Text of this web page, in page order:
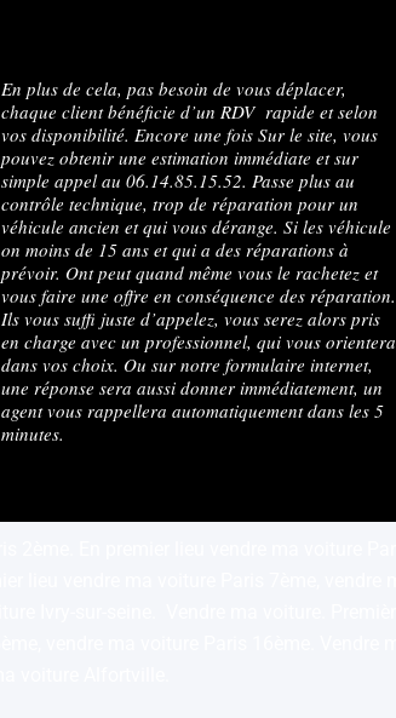
En plus de cela, pas besoin de vous déplacer,
chaque client bénéficie d’un RDV rapide et selon
vos disponibilité. Encore une fois Sur le site, vous
pouvez obtenir une estimation immédiate et sur
simple appel au 06.14.85.15.52. Passe plus au
contrôle technique, trop de réparation pour un
véhicule ancien et qui vous dérange. Si les véhicule
on moins de 15 ans et qui a des réparations à
prévoir. Ont peut quand même vous le rachetez et
vous faire une offre en conséquence des réparation.
Ils vous suffi juste d’appelez, vous serez alors pris
en charge avec un professionnel, qui vous orientera
dans vos choix. Ou sur notre formulaire internet,
une réponse sera aussi donner immédiatement, un
agent vous rappellera automatiquement dans les 5
minutes.